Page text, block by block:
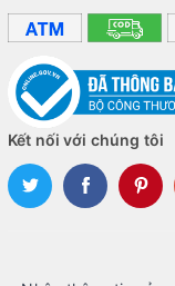
Kết nối với chúng tôi